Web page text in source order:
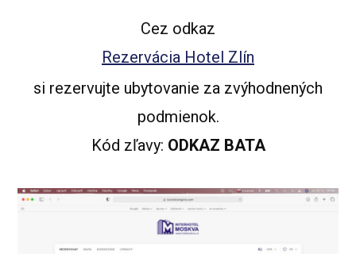
Cez odkaz
Rezervácia Hotel Zlín
si rezervujte ubytovanie za zvýhodnených
podmienok.
Kód zľavy: ODKAZ BATA